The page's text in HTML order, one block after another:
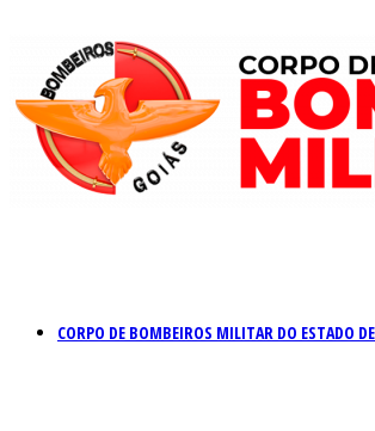
CORPO DE BOMBEIROS MILITAR DO ESTADO